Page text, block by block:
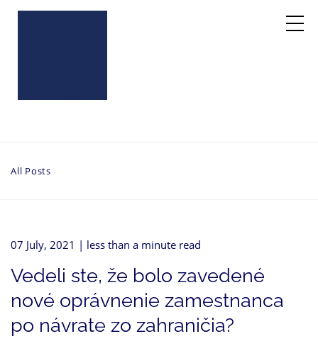
All Posts
07 July, 2021 | less than a minute read
Vedeli ste, že bolo zavedené
nové oprávnenie zamestnanca
po návrate zo zahraničia?